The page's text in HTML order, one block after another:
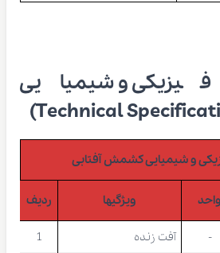
و شیمیایی
و شیمیایی کشمش آفتابی
واحد ویژگیها ردیف
- آفت زنده 1